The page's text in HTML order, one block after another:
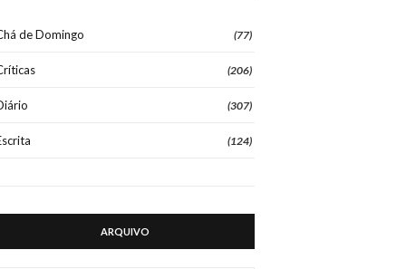
de Domingo (77)
(206)
(307)
(124)
ARQUIVO